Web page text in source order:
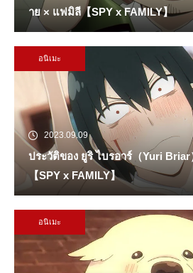
าย × แฟมิลี【SPY x FAMILY】
อนิเมะ
2023.09.09
ประวัติของ ยูริ ไบรอาร์（Yuri
【SPY x FAMILY】
อนิเมะ